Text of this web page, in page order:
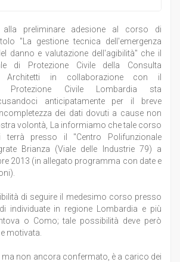
alla preliminare adesione al corso di
"La gestione tecnica dell'emergenza
danno e valutazione dell'agibilità" che il
di Protezione Civile della Consulta
Architetti in collaborazione con il
Protezione Civile Lombardia sta
anticipatamente per il breve
dei dati dovuti a cause non
volontà, La informiamo che tale corso
presso il "Centro Polifunzionale
Brianza (Viale delle Industrie 79) a
2013 (in allegato programma con date e
di seguire il medesimo corso presso
individuate in regione Lombardia e più
o Como; tale possibilità deve però
motivata.
ma non ancora confermato, è a carico dei